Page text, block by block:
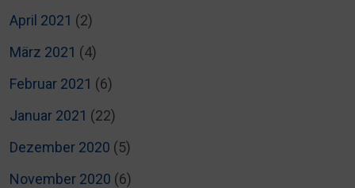
April 2021 (2)
März 2021 (4)
Februar 2021 (6)
Januar 2021 (22)
Dezember 2020 (5)
November 2020 (6)